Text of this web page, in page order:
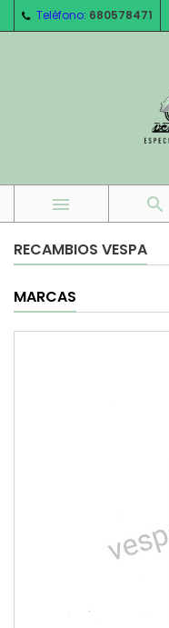
Teléfono: 680578471
 
RECAMBIOS VESPA
MARCAS